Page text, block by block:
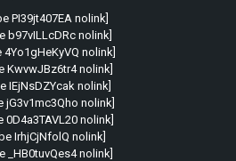
PI39jt407EA nolink]
b97vILLcDRc nolink]
4Yo1gHeKyVQ nolink]
KwvwJBz6tr4 nolink]
IEjNsDZYcak nolink]
jG3v1mc3Qho nolink]
0D4a3TAVL20 nolink]
IrhjCjNfolQ nolink]
_HB0tuvQes4 nolink]